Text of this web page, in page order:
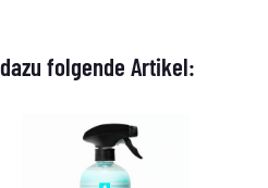
folgende Artikel: